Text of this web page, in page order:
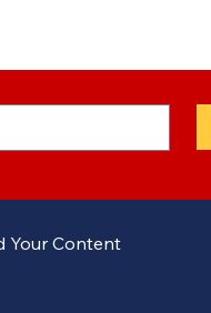
Your Content